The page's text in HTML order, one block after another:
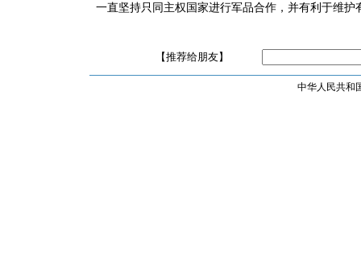
一直坚持只同主权国家进行军品合作，并有利于维
【推荐给朋友】
中华人民共和